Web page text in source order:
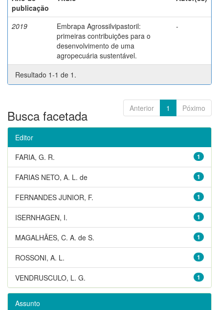
publicação
2019
Embrapa Agrossilvipastoril:
primeiras contribuições para o
desenvolvimento de uma
agropecuária sustentável.
-
Resultado 1-1 de 1.
Anterior 1 Póximo
Busca facetada
Editor
1
FARIA, G. R.
1
FARIAS NETO, A. L. de
1
FERNANDES JUNIOR, F.
1
ISERNHAGEN, I.
1
MAGALHÃES, C. A. de S.
1
ROSSONI, A. L.
1
VENDRUSCULO, L. G.
Assunto